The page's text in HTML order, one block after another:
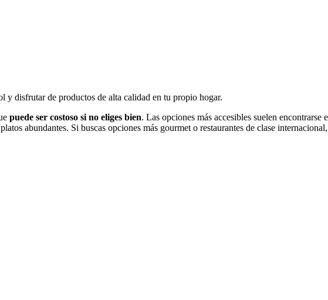
y disfrutar de productos de alta calidad en tu propio hogar.
puede ser costoso si no eliges bien. Las opciones más accesibles suelen encontrarse
abundantes. Si buscas opciones más gourmet o restaurantes de clase